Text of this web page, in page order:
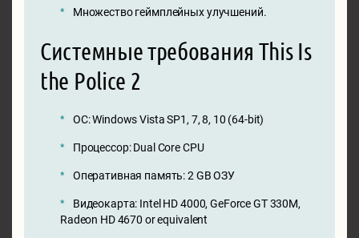
Множество геймплейных улучшений.
Системные требования This Is
the Police 2
ОС: Windows Vista SP1, 7, 8, 10 (64-bit)
Процессор: Dual Core CPU
Оперативная память: 2 GB ОЗУ
Видеокарта: Intel HD 4000, GeForce GT 330M,
Radeon HD 4670 or equivalent